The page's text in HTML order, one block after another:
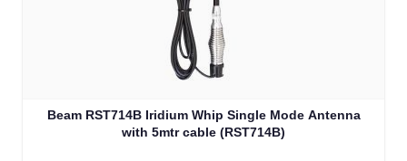
Beam RST714B Iridium Whip Single Mode Antenna
with 5mtr cable (RST714B)